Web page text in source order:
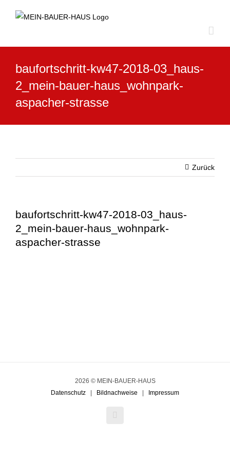
Inhalt
baufortschritt-kw47-2018-03_haus-
2_mein-bauer-haus_wohnpark-
aspacher-strasse
Zurück
baufortschritt-kw47-2018-03_haus-
2_mein-bauer-haus_wohnpark-
aspacher-strasse
2026 © MEIN-BAUER-HAUS
Datenschutz
Bildnachweise Impressum
Facebook